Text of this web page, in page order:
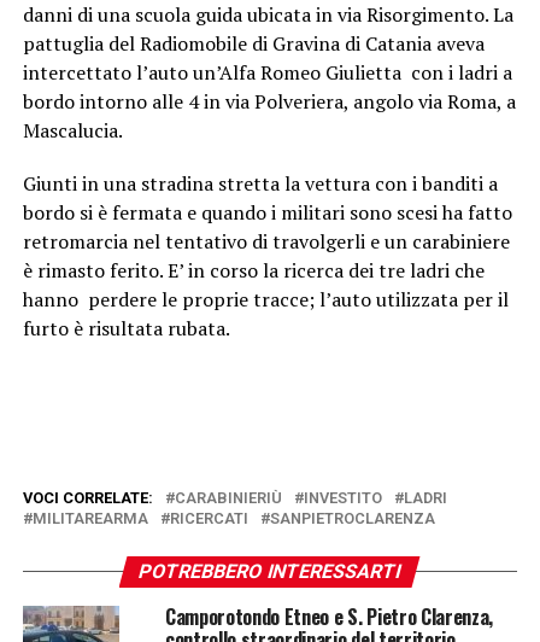
danni di una scuola guida ubicata in via Risorgimento. La
pattuglia del Radiomobile di Gravina di Catania aveva
intercettato l’auto un’Alfa Romeo Giulietta con i ladri a
bordo intorno alle 4 in via Polveriera, angolo via Roma, a
Mascalucia.
Giunti in una stradina stretta la vettura con i banditi a
bordo si è fermata e quando i militari sono scesi ha fatto
retromarcia nel tentativo di travolgerli e un carabiniere
è rimasto ferito. E’ in corso la ricerca dei tre ladri che
hanno perdere le proprie tracce; l’auto utilizzata per il
furto è risultata rubata.
VOCI CORRELATE: CARABINIERIÙ INVESTITO
LADRI
MILITAREARMA
RICERCATI SANPIETROCLARENZA
POTREBBERO INTERESSARTI
Camporotondo Etneo e S. Pietro Clarenza,